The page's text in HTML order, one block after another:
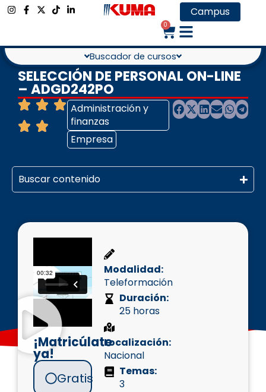
Campus
0
Buscador de cursos
SELECCIÓN DE PERSONAL ON-LINE
– ADGD242PO
Administración y
finanzas
Empresa
Buscar contenido
¡Matricúlate
ya!
Gratis
Modalidad:
Teleformación
Duración:
25 horas
Localización:
Nacional
Temas:
3